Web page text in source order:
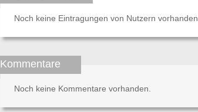
Noch keine Eintragungen von Nutzern vorhanden.
Kommentare
Noch keine Kommentare vorhanden.